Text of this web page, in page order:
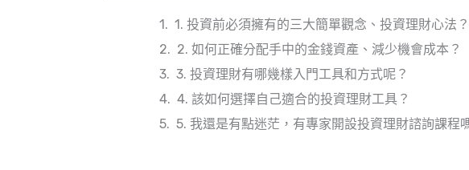
1. 投資前必須擁有的三大簡單觀念、投資理財心法？
2. 如何正確分配手中的金錢資產、減少機會成本？
3. 投資理財有哪幾樣入門工具和方式呢？
4. 該如何選擇自己適合的投資理財工具？
5. 我還是有點迷茫，有專家開設投資理財諮詢課程